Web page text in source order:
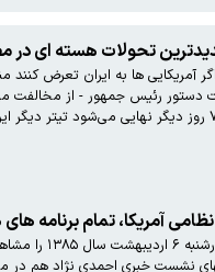
گزارش ماینر غیرمجاز
تحولات هسته ای در مصاحبه
دستور رئیس جمهور - از مخالفت
آمریکا، تمام برنامه
نشست خبری احمدی نژاد هم در